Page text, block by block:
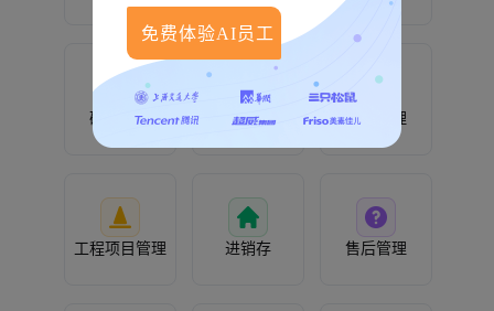
免费体验AI员工
研发管理 人事管理 客户管理
工程项目管理 进销存 售后管理